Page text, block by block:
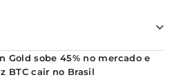
Gold sobe 45% no mercado e
BTC cair no Brasil